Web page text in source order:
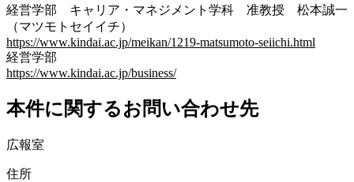
経営学部 キャリア・マネジメント学科 准教授 松本誠一
（マツモトセイイチ）
https://www.kindai.ac.jp/meikan/1219-matsumoto-seiichi.html
経営学部
https://www.kindai.ac.jp/business/
本件に関するお問い合わせ先
広報室
住所